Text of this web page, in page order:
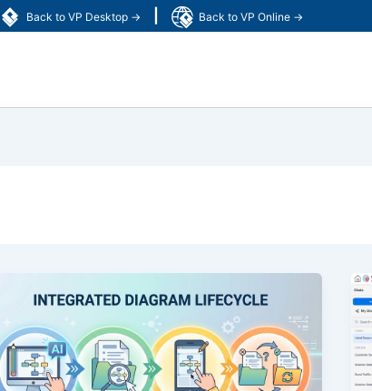
Back to VP Desktop → Back to VP Online →